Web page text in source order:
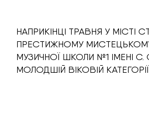
НАПРИКІНЦІ ТРАВНЯ У МІСТІ
ПРЕСТИЖНОМУ МИСТЕЦЬКОМУ
МУЗИЧНОЇ ШКОЛИ №1 ІМЕНІ
МОЛОДШІЙ ВІКОВІЙ